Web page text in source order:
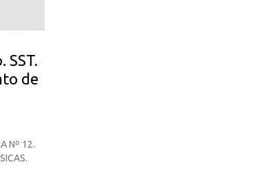
SST.
de
Nº 12.